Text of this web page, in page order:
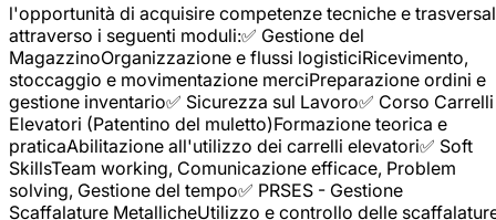
l'opportunità di acquisire competenze tecniche e
attraverso i seguenti moduli:✅ Gestione del
MagazzinoOrganizzazione e flussi logisticiRicevimento,
stoccaggio e movimentazione merciPreparazione ordini e
gestione inventario✅ Sicurezza sul Lavoro✅ Corso Carrelli
Elevatori (Patentino del muletto)Formazione teorica e
praticaAbilitazione all'utilizzo dei carrelli elevatori✅ Soft
SkillsTeam working, Comunicazione efficace, Problem
solving, Gestione del tempo✅ PRSES - Gestione
Scaffalature MetallicheUtilizzo e controllo delle